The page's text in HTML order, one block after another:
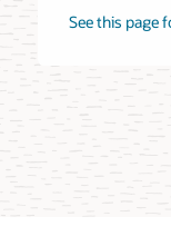
See this page